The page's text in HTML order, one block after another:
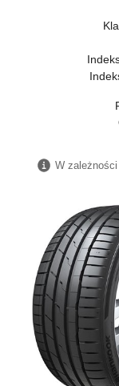
W